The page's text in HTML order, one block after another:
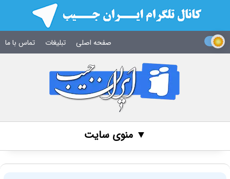
صفحه اصلی تبلیغات تماس با ما
▼ منوی سایت